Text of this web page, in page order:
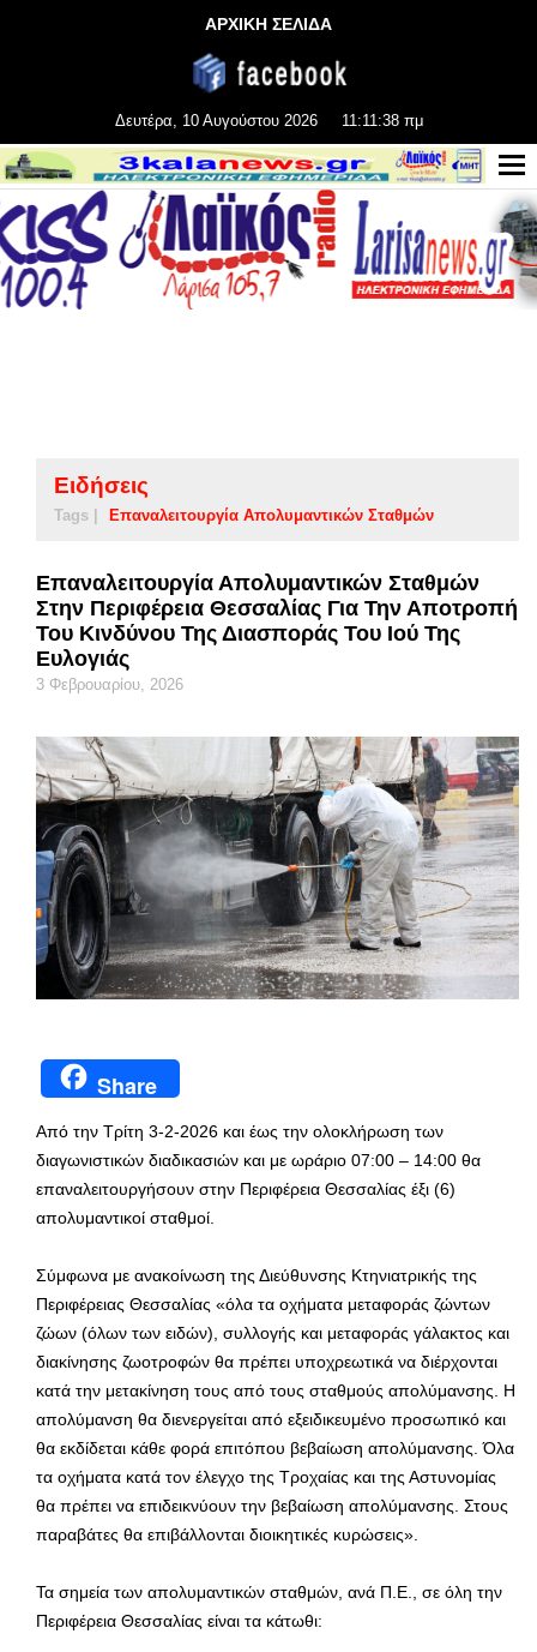
ΑΡΧΙΚΗ ΣΕΛΙΔΑ
Δευτέρα, 10 Αυγούστου 2026 11:11:38 πμ
Ειδήσεις
Tags | Επαναλειτουργία Απολυμαντικών Σταθμών
Επαναλειτουργία Απολυμαντικών Σταθμών
Στην Περιφέρεια Θεσσαλίας Για Την Αποτροπή
Του Κινδύνου Της Διασποράς Του Ιού Της
Ευλογιάς
3 Φεβρουαρίου, 2026
Share
Από την Τρίτη 3-2-2026 και έως την ολοκλήρωση των
διαγωνιστικών διαδικασιών και με ωράριο 07:00 – 14:00 θα
επαναλειτουργήσουν στην Περιφέρεια Θεσσαλίας έξι (6)
απολυμαντικοί σταθμοί.
Σύμφωνα με ανακοίνωση της Διεύθυνσης Κτηνιατρικής της
Περιφέρειας Θεσσαλίας «όλα τα οχήματα μεταφοράς ζώντων
ζώων (όλων των ειδών), συλλογής και μεταφοράς γάλακτος και
διακίνησης ζωοτροφών θα πρέπει υποχρεωτικά να διέρχονται
κατά την μετακίνηση τους από τους σταθμούς απολύμανσης. Η
απολύμανση θα διενεργείται από εξειδικευμένο προσωπικό και
θα εκδίδεται κάθε φορά επιτόπου βεβαίωση απολύμανσης. Όλα
τα οχήματα κατά τον έλεγχο της Τροχαίας και της Αστυνομίας
θα πρέπει να επιδεικνύουν την βεβαίωση απολύμανσης. Στους
παραβάτες θα επιβάλλονται διοικητικές κυρώσεις».
Τα σημεία των απολυμαντικών σταθμών, ανά Π.Ε., σε όλη την
Περιφέρεια Θεσσαλίας είναι τα κάτωθι: